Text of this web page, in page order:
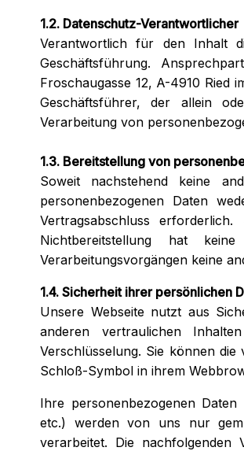
1.2. Datenschutz-Verantwortlicher
Verantwortlich für den Inhalt
Geschäftsführung.
Froschaugasse 12, A-4910 Ried
Geschäftsführer, der allein
Verarbeitung von
1.3. Bereitstellung von
Soweit nachstehend keine
personenbezogenen Daten
Vertragsabschluss
Nichtbereitstellung hat
Verarbeitungsvorgängen keine
1.4. Sicherheit ihrer persönlichen
Unsere Webseite nutzt aus
anderen vertraulichen
Verschlüsselung. Sie können
Schloß-Symbol in ihrem
Ihre personenbezogenen
etc.) werden von uns nur
verarbeitet. Die